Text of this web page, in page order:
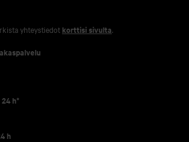
yhteystiedot korttisi sivulta.
h*
h